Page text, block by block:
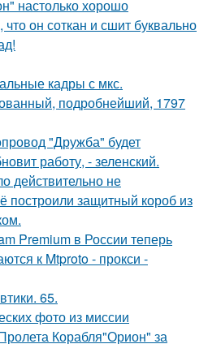
настолько хорошо
что он соткан и сшит буквально
кадры с мкс.
подробнейший, 1797
"Дружба" будет
работу, - зеленский.
действительно не
построили защитный короб из
Premium в России теперь
к Mtproto - прокси -
65.
фото из миссии
Корабля"Орион" за